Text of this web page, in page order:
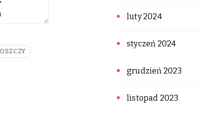
luty 2024
styczeń 2024
grudzień 2023
listopad 2023